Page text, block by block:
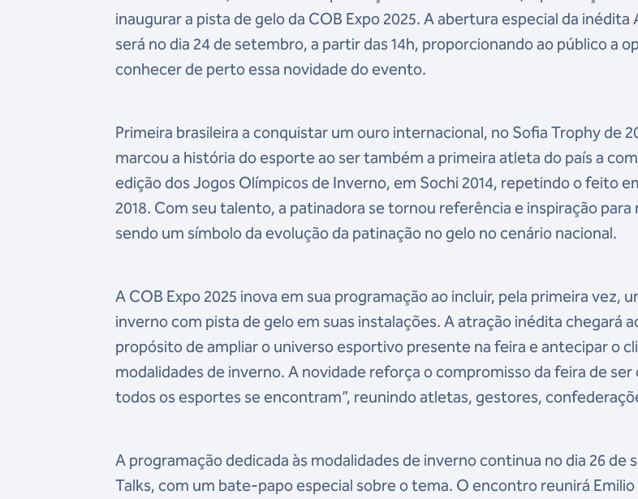
inaugurar a pista de gelo da COB Expo 2025. A abertura especial da inédita
será no dia 24 de setembro, a partir das 14h, proporcionando ao público a
conhecer de perto essa novidade do evento.
Primeira brasileira a conquistar um ouro internacional, no Sofia Trophy de
marcou a história do esporte ao ser também a primeira atleta do país a
edição dos Jogos Olímpicos de Inverno, em Sochi 2014, repetindo o feito
2018. Com seu talento, a patinadora se tornou referência e inspiração para
sendo um símbolo da evolução da patinação no gelo no cenário nacional.
A COB Expo 2025 inova em sua programação ao incluir, pela primeira vez,
inverno com pista de gelo em suas instalações. A atração inédita chegará
propósito de ampliar o universo esportivo presente na feira e antecipar o
modalidades de inverno. A novidade reforça o compromisso da feira de ser
todos os esportes se encontram”, reunindo atletas, gestores,
A programação dedicada às modalidades de inverno continua no dia 26 de
Talks, com um bate-papo especial sobre o tema. O encontro reunirá